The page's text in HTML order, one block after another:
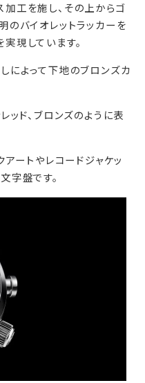
工を施し、 その上からゴ
のバイオレットラッカーを
実現しています。
によって下地のブロンズカ
ッド、ブロンズのように表
ートやレコードジャケッ
字盤です。